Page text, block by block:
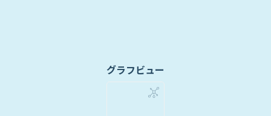
グラフビュー